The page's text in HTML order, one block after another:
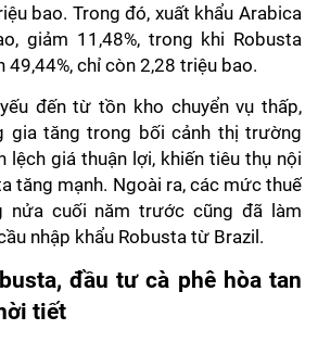
bao. Trong đó, xuất khẩu Arabica
giảm 11,48%, trong khi Robusta
49,44%, chỉ còn 2,28 triệu bao.
đến từ tồn kho chuyển vụ thấp,
gia tăng trong bối cảnh thị trường
lệch giá thuận lợi, khiến tiêu thụ nội
tăng mạnh. Ngoài ra, các mức thuế
nửa cuối năm trước cũng đã làm
nhập khẩu Robusta từ Brazil.
đầu tư cà phê hòa tan
tiết